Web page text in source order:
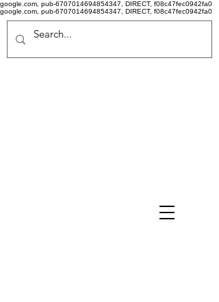
google.com, pub-6707014694854347, DIRECT, f08c47fec0942fa0
google.com, pub-6707014694854347, DIRECT, f08c47fec0942fa0